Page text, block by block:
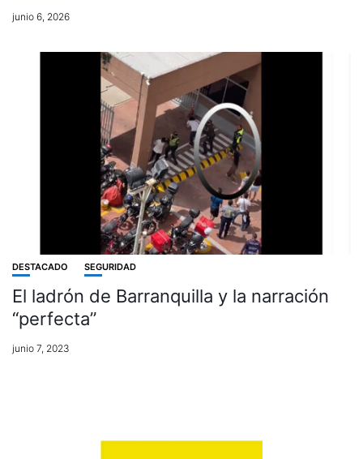
junio 6, 2026
DESTACADO SEGURIDAD
El ladrón de Barranquilla y la narración
“perfecta”
junio 7, 2023